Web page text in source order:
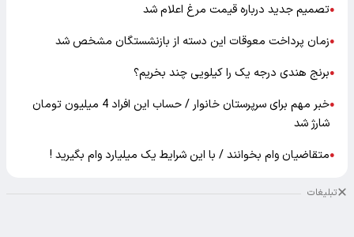
●تصمیم جدید درباره قیمت مرغ اعلام شد
●زمان پرداخت معوقات این دسته از بازنشستگان مشخص شد
●برنج هندی درجه یک را کیلویی چند بخریم؟
●
خبر مهم برای سرپرستان خانوار / حساب این افراد 4 میلیون تومان
شارژ شد
●متقاضیان وام بخوانند / با این شرایط یک میلیارد وام بگیرید !
تبلیغات